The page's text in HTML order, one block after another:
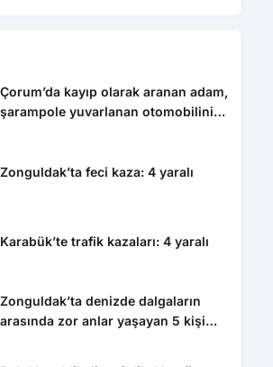
Çorum’da kayıp olarak aranan adam,
şarampole yuvarlanan otomobilinin
Zonguldak’ta feci kaza: 4 yaralı
Karabük’te trafik kazaları: 4 yaralı
Zonguldak’ta denizde dalgaların
arasında zor anlar yaşayan 5 kişi